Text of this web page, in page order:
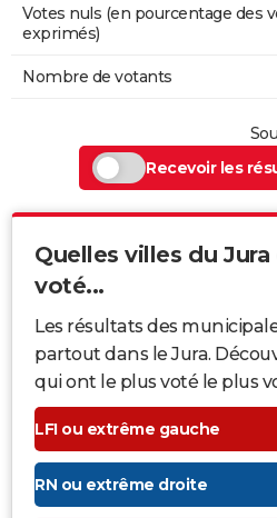
Votes nuls (en pourcentage des
exprimés)
Nombre de votants
Recevoir les
Quelles villes du
voté...
Les résultats des
partout dans le Jura.
qui ont le plus voté le plus
LFI ou extrême gauche
RN ou extrême droite